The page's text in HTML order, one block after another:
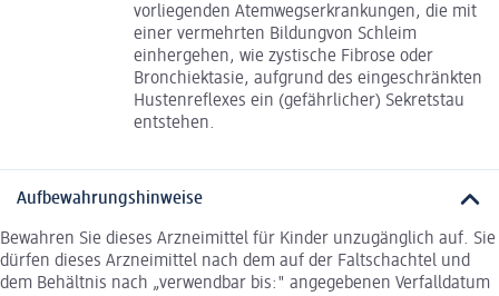
vorliegenden Atemwegserkrankungen, die mit
einer vermehrten Bildungvon Schleim
einhergehen, wie zystische Fibrose oder
Bronchiektasie, aufgrund des eingeschränkten
Hustenreflexes ein (gefährlicher) Sekretstau
entstehen.
Aufbewahrungshinweise
Bewahren Sie dieses Arzneimittel für Kinder unzugänglich auf. Sie
dürfen dieses Arzneimittel nach dem auf der Faltschachtel und
dem Behältnis nach „verwendbar bis:" angegebenen Verfalldatum